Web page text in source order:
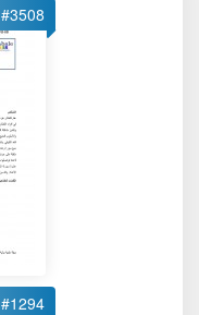
#3508
#1294